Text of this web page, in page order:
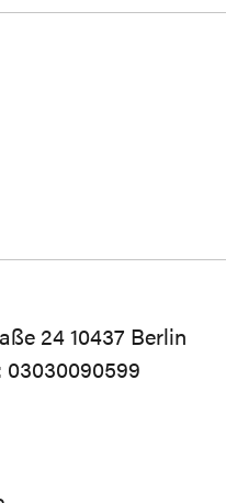
24 10437 Berlin
03030090599